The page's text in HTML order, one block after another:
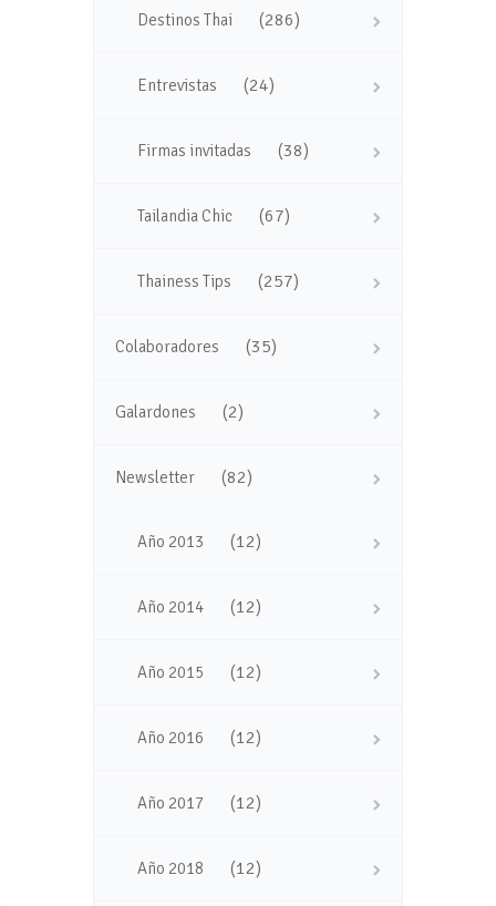
Destinos Thai (286)
Entrevistas (24)
Firmas invitadas (38)
Tailandia Chic (67)
Thainess Tips (257)
Colaboradores (35)
Galardones (2)
Newsletter (82)
Año 2013 (12)
Año 2014 (12)
Año 2015 (12)
Año 2016 (12)
Año 2017 (12)
Año 2018 (12)